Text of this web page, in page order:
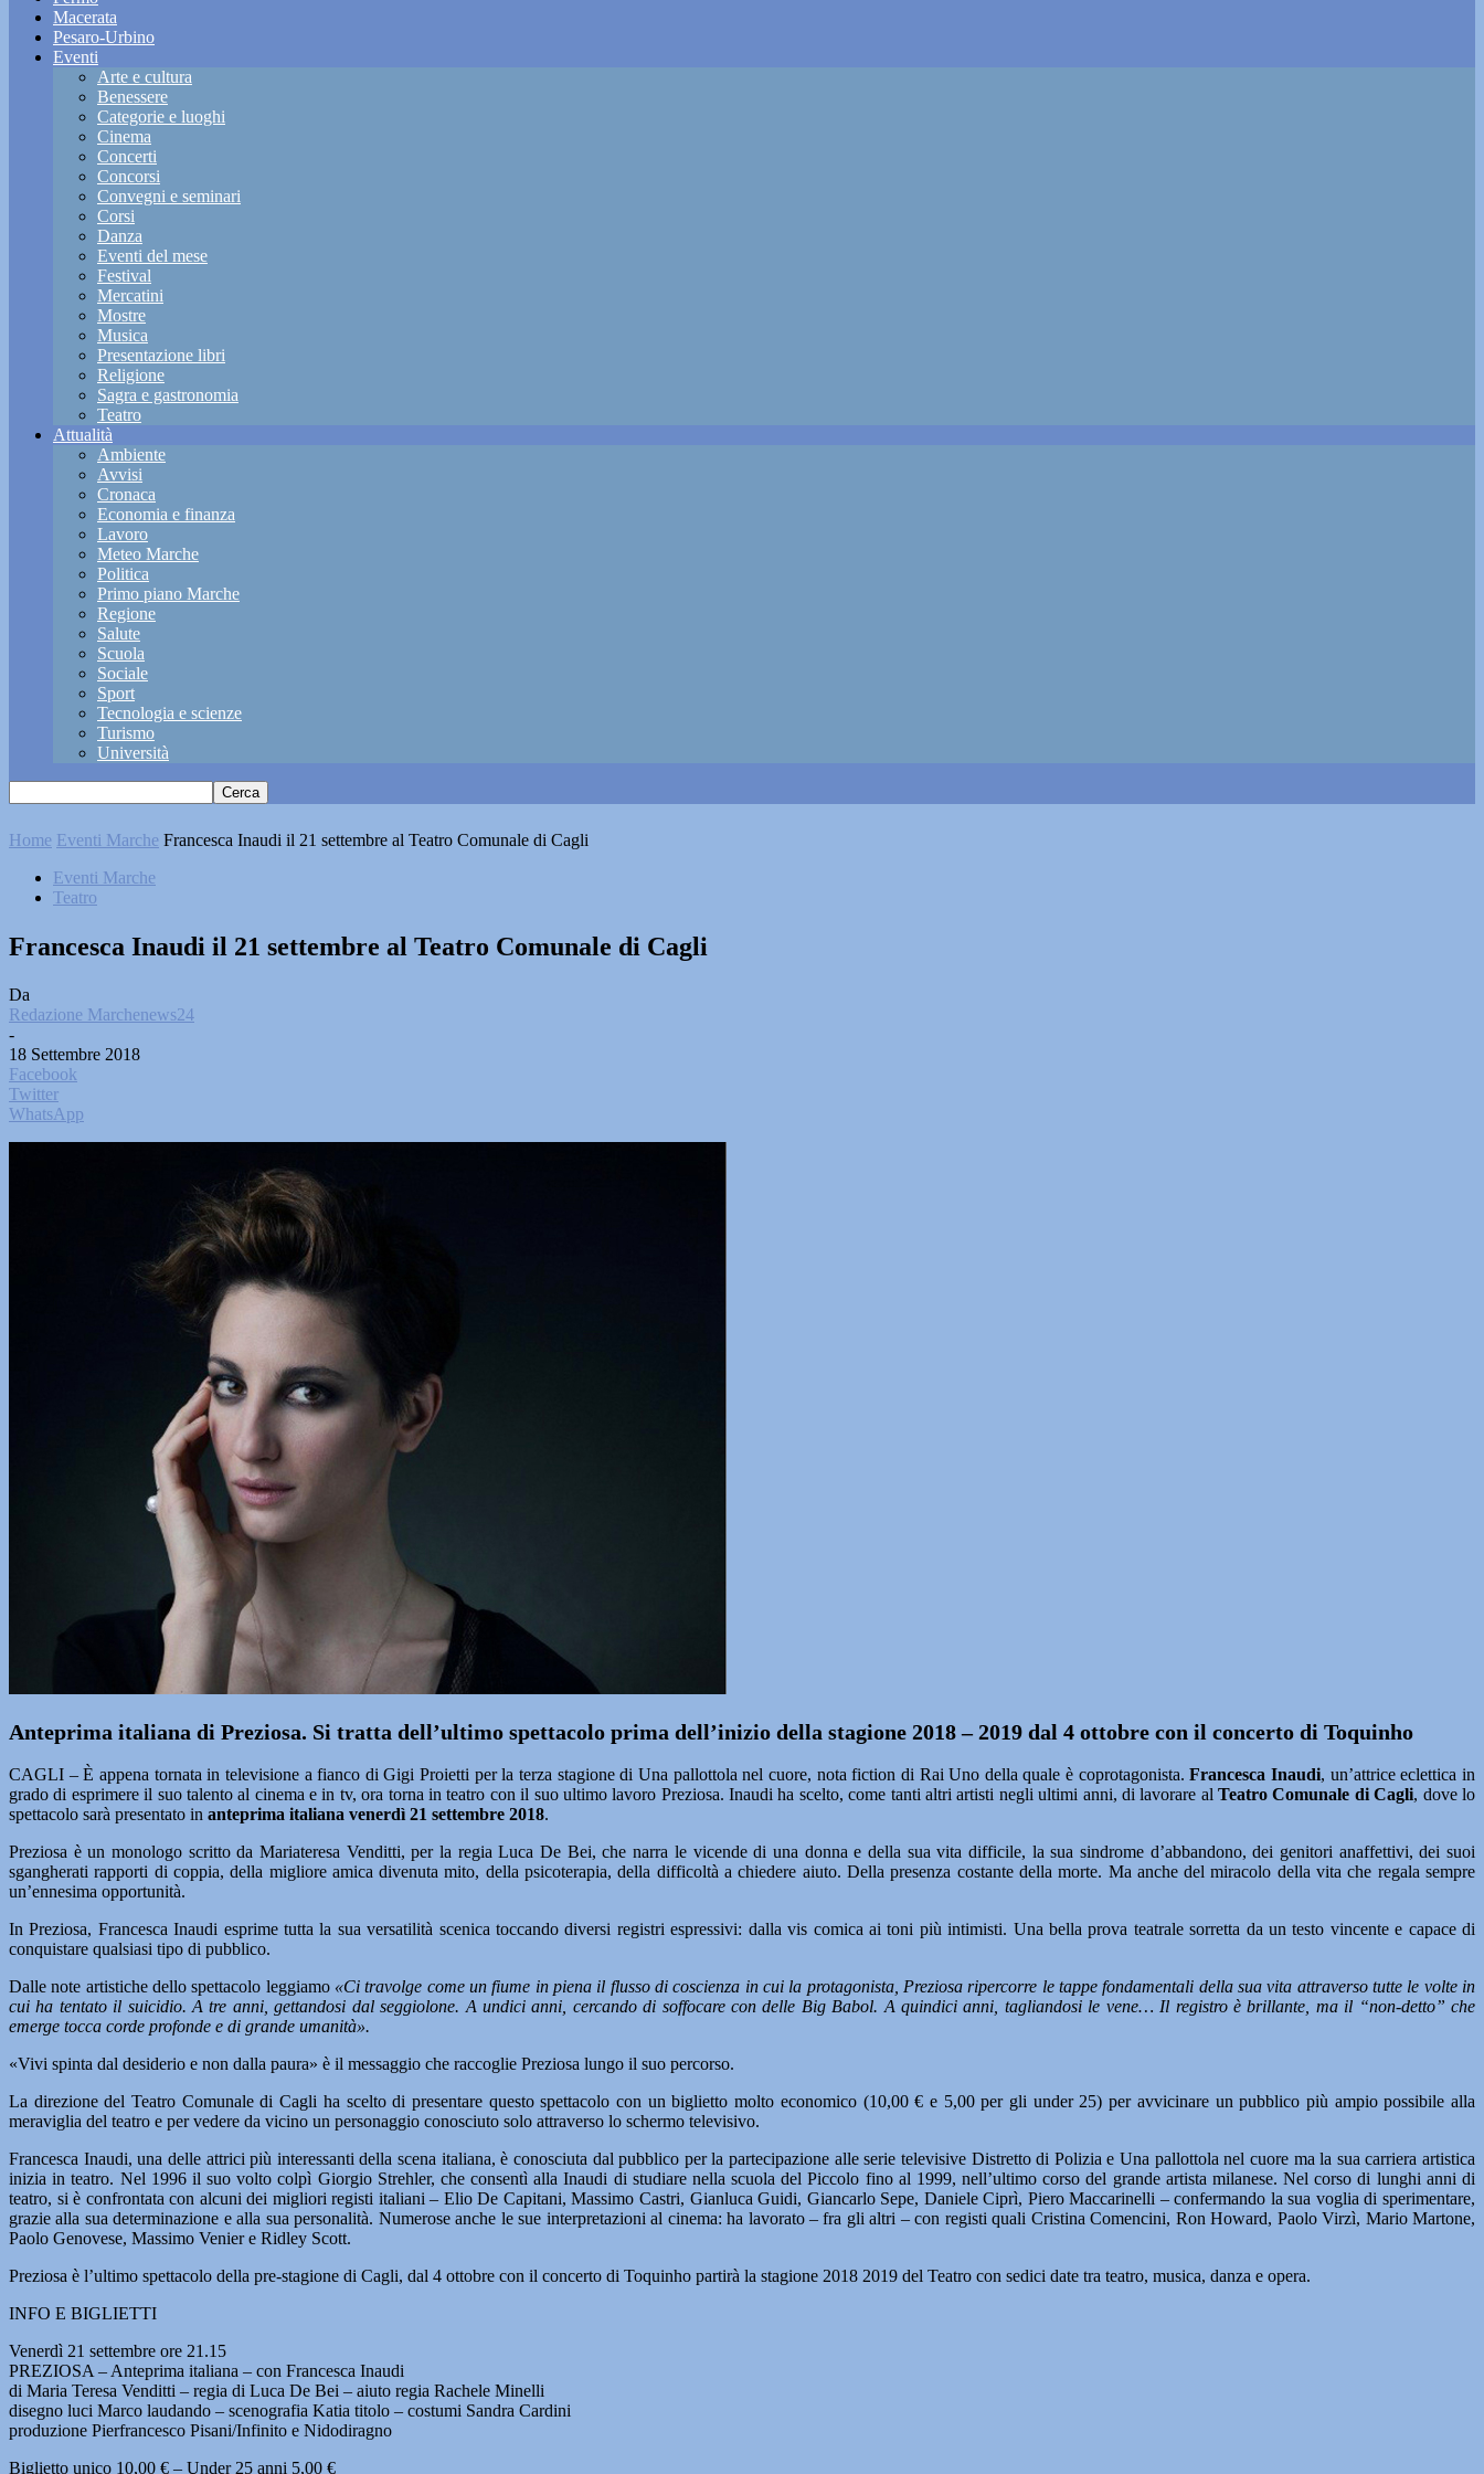
Macerata
Pesaro-Urbino
Eventi
Arte e cultura
Benessere
Categorie e luoghi
Cinema
Concerti
Concorsi
Convegni e seminari
Corsi
Danza
Eventi del mese
Festival
Mercatini
Mostre
Musica
Presentazione libri
Religione
Sagra e gastronomia
Teatro
Attualità
Ambiente
Avvisi
Cronaca
Economia e finanza
Lavoro
Meteo Marche
Politica
Primo piano Marche
Regione
Salute
Scuola
Sociale
Sport
Tecnologia e scienze
Turismo
Università
Home Eventi Marche Francesca Inaudi il 21 settembre al Teatro Comunale di Cagli
Eventi Marche
Teatro
Francesca Inaudi il 21 settembre al Teatro Comunale di Cagli
Da
Redazione Marchenews24
-
18 Settembre 2018
Facebook
Twitter
WhatsApp
Anteprima italiana di Preziosa. Si tratta dell’ultimo spettacolo prima dell’inizio della stagione 2018 – 2019 dal 4 ottobre con il concerto di Toquinho
CAGLI – È appena tornata in televisione a fianco di Gigi Proietti per la terza stagione di Una pallottola nel cuore, nota fiction di Rai Uno della quale è coprotagonista.Francesca Inaudi, un’attrice eclettica in
grado di esprimere il suo talento al cinema e in tv, ora torna in teatro con il suo ultimo lavoro Preziosa. Inaudi ha scelto, come tanti altri artisti negli ultimi anni, di lavorare alTeatro Comunale di Cagli, dove lo
spettacolo sarà presentato in anteprima italiana venerdì 21 settembre 2018.
Preziosa è un monologo scritto da Mariateresa Venditti, per la regia Luca De Bei, che narra le vicende di una donna e della sua vita difficile, la sua sindrome d’abbandono, dei genitori anaffettivi, dei suoi
sgangherati rapporti di coppia, della migliore amica divenuta mito, della psicoterapia, della difficoltà a chiedere aiuto. Della presenza costante della morte. Ma anche del miracolo della vita che regala sempre
un’ennesima opportunità.
In Preziosa, Francesca Inaudi esprime tutta la sua versatilità scenica toccando diversi registri espressivi: dalla vis comica ai toni più intimisti. Una bella prova teatrale sorretta da un testo vincente e capace di
conquistare qualsiasi tipo di pubblico.
Dalle note artistiche dello spettacolo leggiamo «Ci travolge come un fiume in piena il flusso di coscienza in cui la protagonista, Preziosa ripercorre le tappe fondamentali della sua vita attraverso tutte le volte in
cui ha tentato il suicidio. A tre anni, gettandosi dal seggiolone. A undici anni, cercando di soffocare con delle Big Babol. A quindici anni, tagliandosi le vene… Il registro è brillante, ma il “non-detto” che
emerge tocca corde profonde e di grande umanità».
«Vivi spinta dal desiderio e non dalla paura» è il messaggio che raccoglie Preziosa lungo il suo percorso.
La direzione del Teatro Comunale di Cagli ha scelto di presentare questo spettacolo con un biglietto molto economico (10,00 € e 5,00 per gli under 25) per avvicinare un pubblico più ampio possibile alla
meraviglia del teatro e per vedere da vicino un personaggio conosciuto solo attraverso lo schermo televisivo.
Francesca Inaudi, una delle attrici più interessanti della scena italiana, è conosciuta dal pubblico per la partecipazione alle serie televisive Distretto di Polizia e Una pallottola nel cuore ma la sua carriera artistica
inizia in teatro. Nel 1996 il suo volto colpì Giorgio Strehler, che consentì alla Inaudi di studiare nella scuola del Piccolo fino al 1999, nell’ultimo corso del grande artista milanese. Nel corso di lunghi anni di
teatro, si è confrontata con alcuni dei migliori registi italiani – Elio De Capitani, Massimo Castri, Gianluca Guidi, Giancarlo Sepe, Daniele Ciprì, Piero Maccarinelli – confermando la sua voglia di sperimentare,
grazie alla sua determinazione e alla sua personalità. Numerose anche le sue interpretazioni al cinema: ha lavorato – fra gli altri – con registi quali Cristina Comencini, Ron Howard, Paolo Virzì, Mario Martone,
Paolo Genovese, Massimo Venier e Ridley Scott.
Preziosa è l’ultimo spettacolo della pre-stagione di Cagli, dal 4 ottobre con il concerto di Toquinho partirà la stagione 2018 2019 del Teatro con sedici date tra teatro, musica, danza e opera.
INFO E BIGLIETTI
Venerdì 21 settembre ore 21.15
PREZIOSA – Anteprima italiana – con Francesca Inaudi
di Maria Teresa Venditti – regia di Luca De Bei – aiuto regia Rachele Minelli
disegno luci Marco laudando – scenografia Katia titolo – costumi Sandra Cardini
produzione Pierfrancesco Pisani/Infinito e Nidodiragno
Biglietto unico 10,00 € – Under 25 anni 5,00 €